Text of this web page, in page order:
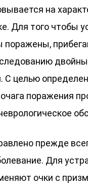
на
Для того чтобы
С целью
поражения
прежде
Для
очки с